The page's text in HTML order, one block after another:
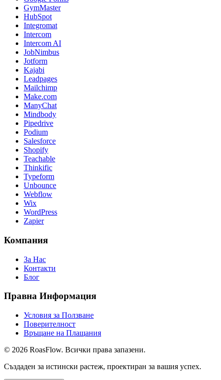
GymMaster
HubSpot
Integromat
Intercom
Intercom AI
JobNimbus
Jotform
Kajabi
Leadpages
Mailchimp
Make.com
ManyChat
Mindbody
Pipedrive
Podium
Salesforce
Shopify
Teachable
Thinkific
Typeform
Unbounce
Webflow
Wix
WordPress
Zapier
Компания
За Нас
Контакти
Блог
Правна Информация
Условия за Ползване
Поверителност
Връщане на Плащания
© 2026 RoasFlow. Всички права запазени.
Създаден за истински растеж, проектиран за вашия успех.